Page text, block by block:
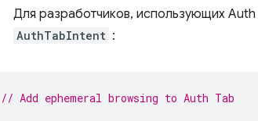
Для разработчиков, использующих
AuthTabIntent :
// Add ephemeral browsing to Auth Tab